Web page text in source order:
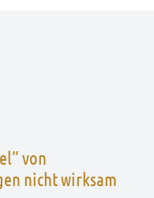
von
nicht wirksam